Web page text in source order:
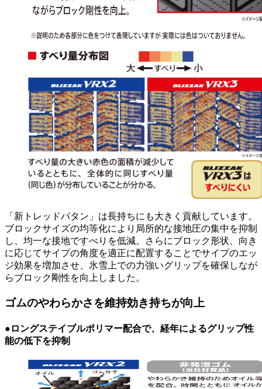
「新トレッドパタン」は長持ちにも大きく貢献しています。
ブロックサイズの均等化により局所的な接地圧の集中を抑制
し、均一な接地ですべりを低減。さらにブロック形状、向き
に応じてサイプの角度を適正に配置することでサイプのエッ
ジ効果を増加させ、氷雪上での力強いグリップを確保しなが
らブロック剛性を向上しました。
ゴムのやわらかさを維持効き持ちが向上
●ロングステイブルポリマー配合で、経年によるグリップ性
能の低下を抑制